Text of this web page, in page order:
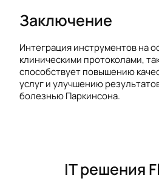
Заключение
Интеграция инструментов на
клиническими протоколами,
способствует повышению
услуг и улучшению
болезнью Паркинсона.
IT решения